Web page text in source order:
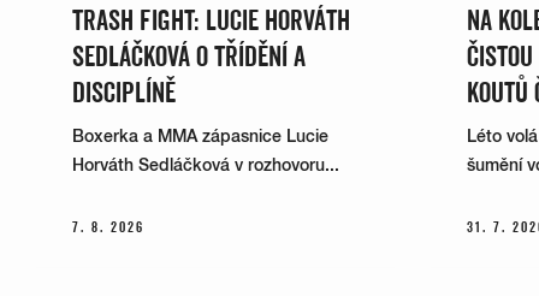
TRASH FIGHT: LUCIE HORVÁTH
SEDLÁČKOVÁ O TŘÍDĚNÍ A
DISCIPLÍNĚ
Boxerka a MMA zápasnice Lucie
Horváth Sedláčková v rozhovoru...
7. 8. 2026
NA
KOUTŮ
Léto
šumění
31. 7.